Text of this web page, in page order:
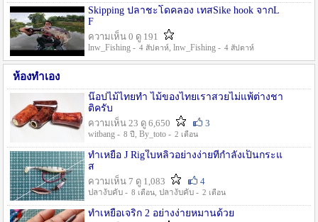
Skipping ปลาชะโดคลอง เทสSike hook จากL
F
ความเห็น 0 ดู 191
lnw_Fishing - 4 สัปดาห์, lnw_Fishing - 4 สัปดาห์
ห้องทำเอง
น๊อปไม้ไทยทำ ไม้ของไทยเราสวยไม่แพ้ต่างชา
ติครับ
ความเห็น 23 ดู 6,650
3
witbang - 8 ปี , By_toto - 2 เดือน
ทำเหยื่อ J Rigใบหลิวอย่างง่ายที่กำลังเป็นกระแ
ส
ความเห็น 7 ดู 1,083
4
ปลางับคับ - 8 เดือน, ปลางับคับ - 2 เดือน
ทำเหยื่อเจริก 2 อย่างง่ายหมานด้วย